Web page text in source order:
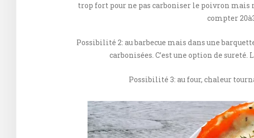
trop fort pour ne pas carboniser le poivron
compter
Possibilité 2: au barbecue mais dans une
carbonisées. C’est une option de
Possibilité 3: au four, chaleur